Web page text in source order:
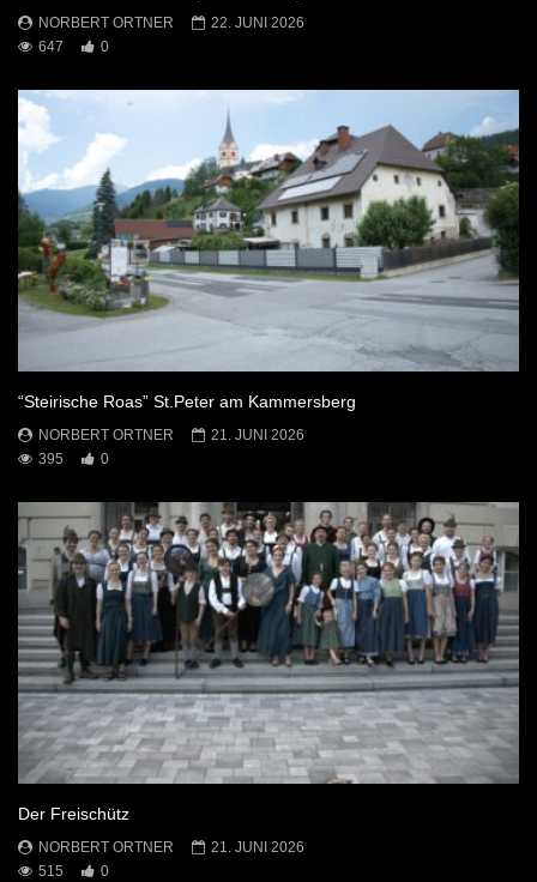
NORBERT ORTNER
22. JUNI 2026
647
0
“Steirische Roas” St.Peter am Kammersberg
NORBERT ORTNER
21. JUNI 2026
395
0
Der Freischütz
NORBERT ORTNER
21. JUNI 2026
515
0